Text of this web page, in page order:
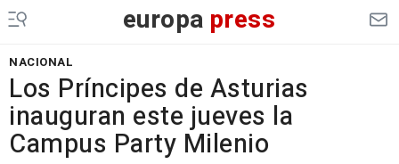
europa press
NACIONAL
Los Príncipes de Asturias
inauguran este jueves la
Campus Party Milenio